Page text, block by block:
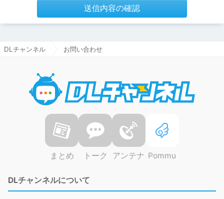
送信内容の確認
DLチャンネル お問い合わせ
まとめ トーク アンテナ Pommu
DLチャンネルについて